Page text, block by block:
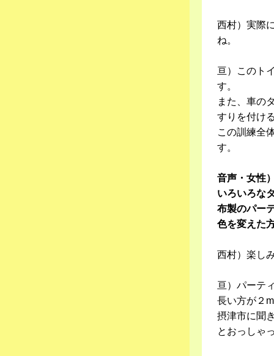
西村）実際
ね。
亘）このト
す。
また、車の
すりを付け
この訓練全
す。
音声・女性
いろいろな
布製のパー
色を変えた
西村）楽し
亘）パーテ
長い方が２
摂津市に聞
とおっしゃ